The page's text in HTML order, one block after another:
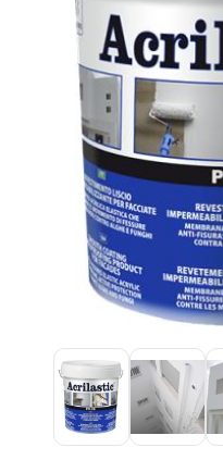
ESPACIO TÉCNICO
AYUDA A LA VENTA
NOTICIAS
EMPRESA
CONTACTO
SÍGUENOS
ES
ÁREA CLIENTE